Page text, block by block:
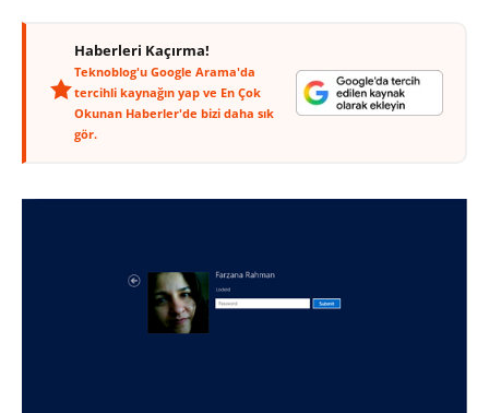
Haberleri Kaçırma!
Teknoblog'u Google Arama'da
tercihli kaynağın yap ve En Çok
Okunan Haberler'de bizi daha sık
gör.